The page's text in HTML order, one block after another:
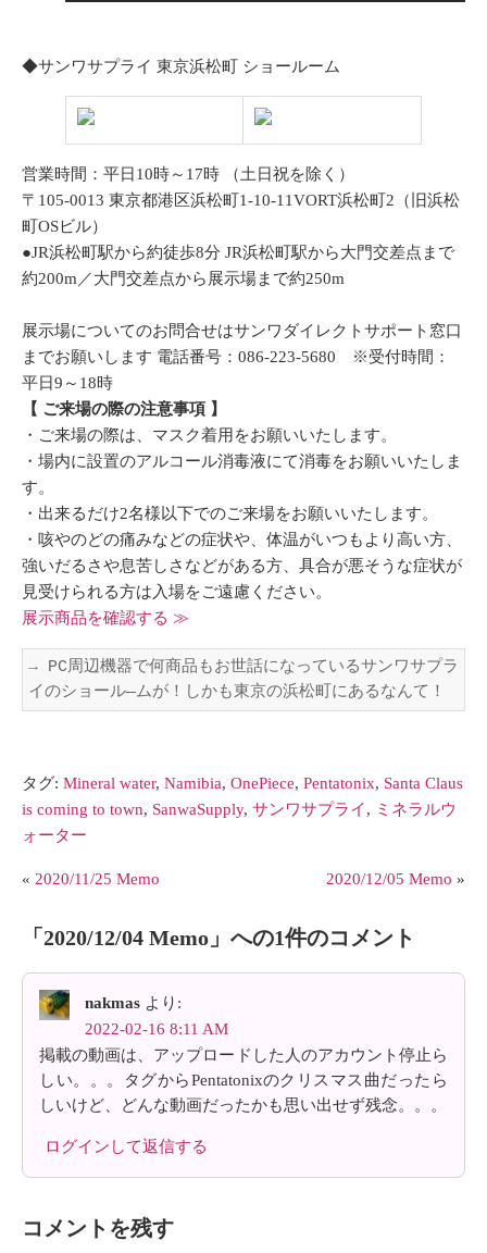
◆サンワサプライ 東京浜松町 ショールーム
営業時間：平日10時～17時 （土日祝を除く）
〒105-0013 東京都港区浜松町1-10-11VORT浜松町2（旧浜松
町OSビル）
●JR浜松町駅から約徒歩8分 JR浜松町駅から大門交差点まで
約200m／大門交差点から展示場まで約250m
展示場についてのお問合せはサンワダイレクトサポート窓口
までお願いします 電話番号：086-223-5680 ※受付時間：
平日9～18時
【 ご来場の際の注意事項 】
・ご来場の際は、マスク着用をお願いいたします。
・場内に設置のアルコール消毒液にて消毒をお願いいたしま
す。
・出来るだけ2名様以下でのご来場をお願いいたします。
・咳やのどの痛みなどの症状や、体温がいつもより高い方、
強いだるさや息苦しさなどがある方、具合が悪そうな症状が
見受けられる方は入場をご遠慮ください。
展示商品を確認する ≫
→ PC周辺機器で何商品もお世話になっているサンワサプラ
イのショール―ムが！しかも東京の浜松町にあるなんて！
タグ: Mineral water, Namibia, OnePiece, Pentatonix, Santa Claus
is coming to town, SanwaSupply, サンワサプライ, ミネラルウ
ォーター
« 2020/11/25 Memo 2020/12/05 Memo »
「 2020/12/04 Memo 」への1件のコメント
nakmas より:
2022-02-16 8:11 AM
掲載の動画は、アップロードした人のアカウント停止ら
しい。。。タグからPentatonixのクリスマス曲だったら
しいけど、どんな動画だったかも思い出せず残念。。。
ログインして返信する
コメントを残す